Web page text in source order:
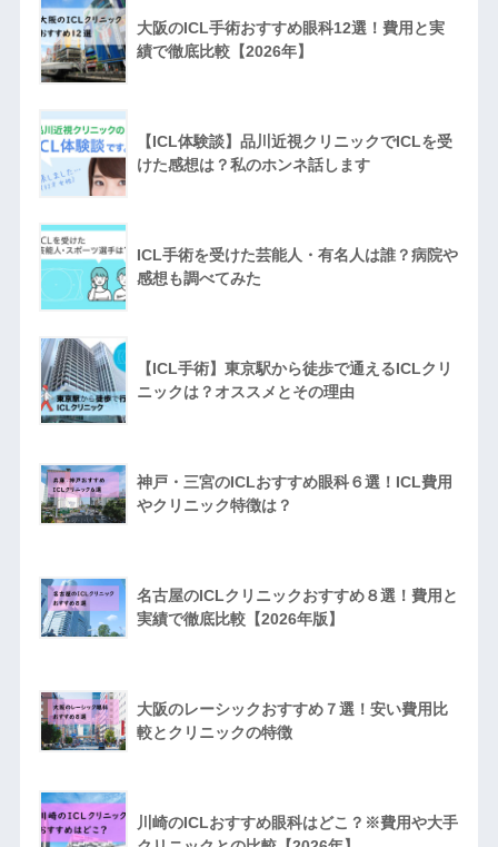
大阪のICL手術おすすめ眼科12選！費用と実
績で徹底比較【2026年】
【ICL体験談】品川近視クリニックでICLを受
けた感想は？私のホンネ話します
ICL手術を受けた芸能人・有名人は誰？病院や
感想も調べてみた
【ICL手術】東京駅から徒歩で通えるICLクリ
ニックは？オススメとその理由
神戸・三宮のICLおすすめ眼科６選！ICL費用
やクリニック特徴は？
名古屋のICLクリニックおすすめ８選！費用と
実績で徹底比較【2026年版】
大阪のレーシックおすすめ７選！安い費用比
較とクリニックの特徴
川崎のICLおすすめ眼科はどこ？※費用や大手